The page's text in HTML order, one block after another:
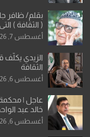
بقلم/ ظافر
والإرث
أغسطس 7, 2026
الزيدي يكلّف
الثقافة
أغسطس 6, 2026
عاجل | محكمة
خالد عبد
أغسطس 6, 2026